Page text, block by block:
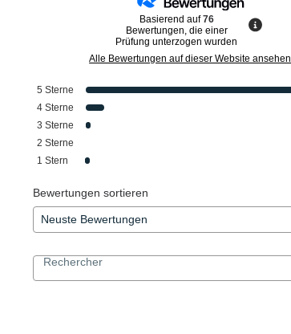
Basierend auf76
Bewertungen, die einer
Prüfung unterzogen wurden
Alle Bewertungen auf dieser Website ansehen
5 Sterne
4 Sterne
3 Sterne
2 Sterne
1 Stern
Bewertungen sortieren